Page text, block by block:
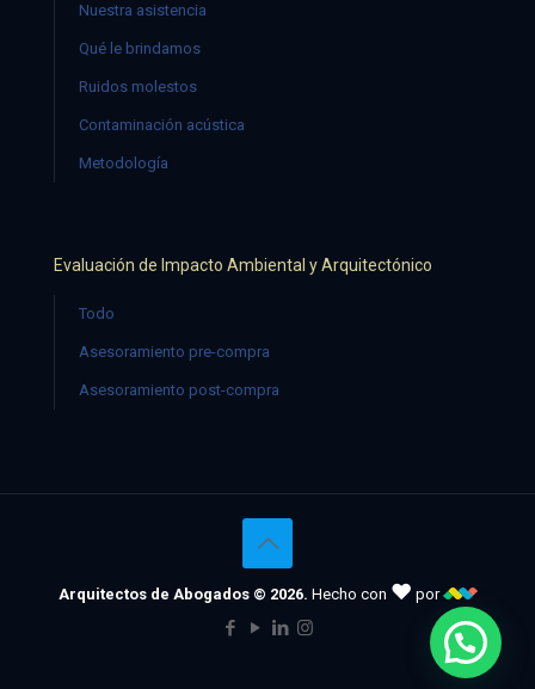
Nuestra asistencia
Qué le brindamos
Ruidos molestos
Contaminación acústica
Metodología
Evaluación de Impacto Ambiental y Arquitectónico
Todo
Asesoramiento pre-compra
Asesoramiento post-compra
Arquitectos de Abogados © 2026. Hecho con ♥ por